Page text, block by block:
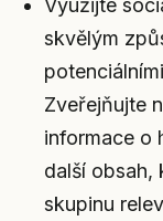
Využijte
skvělým
Zveřejňujte
informace o
další obsah,
skupinu